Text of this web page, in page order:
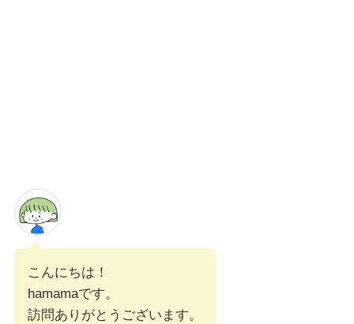
こんにちは！
hamamaです。
訪問ありがとうございます。